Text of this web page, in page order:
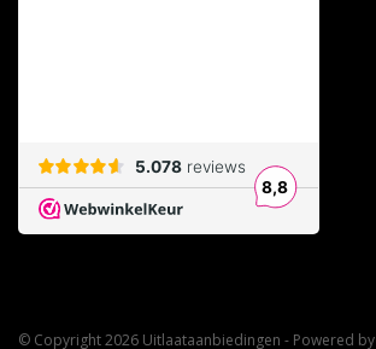
© Copyright 2026 Uitlaataanbiedingen - Powered by